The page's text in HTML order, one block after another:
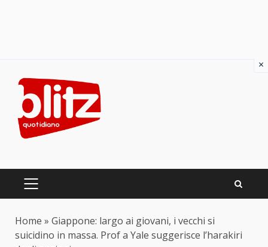
content
PRIMARY
Home » Giappone: largo ai giovani, i vecchi si
suicidino in massa. Prof a Yale suggerisce l’harakiri
×